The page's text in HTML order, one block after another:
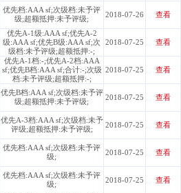
优先档:AAA sf;次级档:未予评
级;超额抵押:未予评级;
2018-07-26 查看
优先A-1级:AAA sf;优先A-2
级:AAA sf;优先B级:AAA sf;次
级档:未予评级;超额抵押:-;
2018-07-25 查看
优先A-1档:-;优先A-2档:AAA
sf;优先B档:AAA sf;合计:-;次级
档:未予评级;超额抵押:-;
2018-07-25 查看
优先B档:AAA sf;次级档:未予评
级;超额抵押:未予评级;
2018-07-25 查看
优先A-3档:AAA sf;次级档:未予
评级;超额抵押:未予评级;
2018-07-25 查看
优先档:AAA sf;次级档:未予评
级;
2018-07-25 查看
优先档:AAA sf;次级档:未予评
级;
2018-07-25 查看